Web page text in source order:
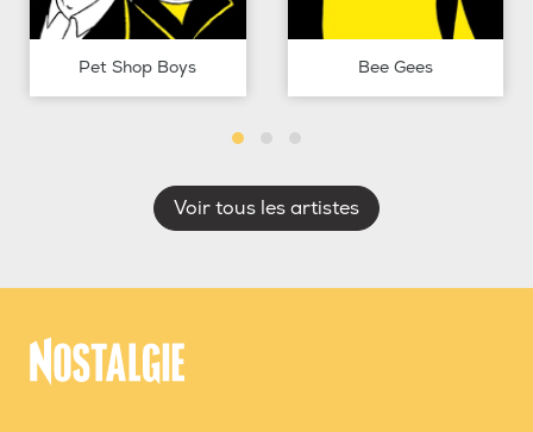
Pet Shop Boys Bee Gees
Voir tous les artistes